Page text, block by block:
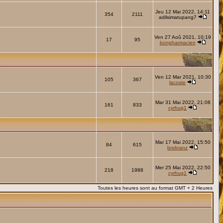
354 2111
Jeu 12 Mai 2022, 14:11
adilsimatupang7
17 95
Ven 27 Aoû 2021, 10:19
bonpharmacien
105 367
Ven 12 Mar 2021, 10:30
lacoste
161 833
Mar 31 Mai 2022, 21:08
cyrhug1
84 615
Mar 17 Mai 2022, 15:50
brobranz
218 1988
Mer 25 Mai 2022, 22:50
cyrhug1
Toutes les heures sont au format GMT + 2 Heures